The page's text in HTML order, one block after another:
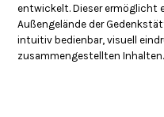
entwickelt. Dieser ermöglicht
Außengelände der
intuitiv bedienbar, visuell
zusammengestellten Inhalten.